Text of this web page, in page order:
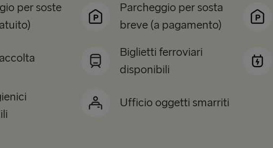
per soste
Parcheggio per sosta
breve (a pagamento)
Biglietti ferroviari
disponibili
Ufficio oggetti smarriti